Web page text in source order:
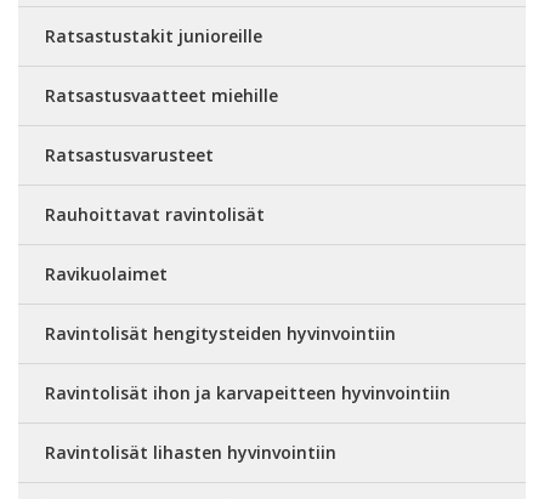
Ratsastustakit junioreille
Ratsastusvaatteet miehille
Ratsastusvarusteet
Rauhoittavat ravintolisät
Ravikuolaimet
Ravintolisät hengitysteiden hyvinvointiin
Ravintolisät ihon ja karvapeitteen hyvinvointiin
Ravintolisät lihasten hyvinvointiin